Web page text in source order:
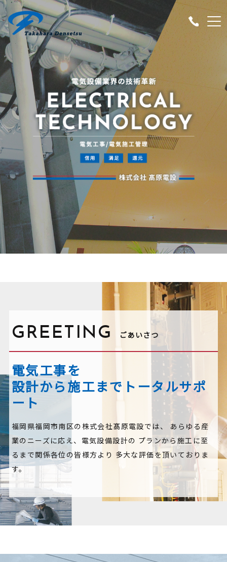
GREETING ごあいさつ
電気工事を
設計から施工までトータルサポ
ート
福岡県福岡市南区の株式会社髙原電設では、
あらゆる産
業のニーズに応え、電気設備設計の プランから施工に至
るまで関係各位の皆様方より 多大な評価を頂いておりま
す。